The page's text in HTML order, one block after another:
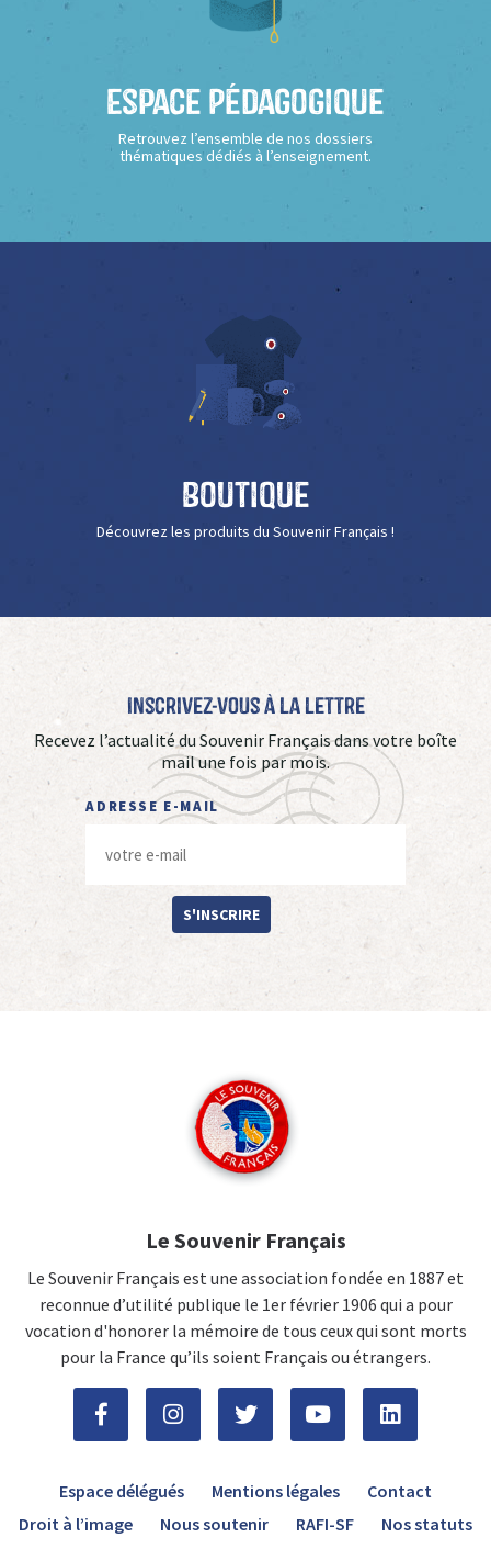
Espace Pédagogique
Retrouvez l’ensemble de nos dossiers
thématiques dédiés à l’enseignement.
Boutique
Découvrez les produits du Souvenir Français !
Inscrivez-vous à La Lettre
Recevez l’actualité du Souvenir Français dans votre boîte
mail une fois par mois.
ADRESSE E-MAIL
S'INSCRIRE
Le Souvenir Français
Le Souvenir Français est une association fondée en 1887 et
reconnue d’utilité publique le 1er février 1906 qui a pour
vocation d'honorer la mémoire de tous ceux qui sont morts
pour la France qu’ils soient Français ou étrangers.
Espace délégués Mentions légales
Contact
Droit à l’image
Nous soutenir RAFI-SF Nos statuts